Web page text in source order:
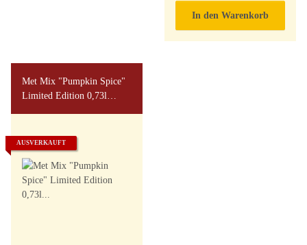
In den Warenkorb
Met Mix "Pumpkin Spice"
Limited Edition 0,73l
AUSVERKAUFT